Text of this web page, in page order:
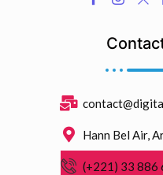
Hann Bel Air,
(+221) 33 886